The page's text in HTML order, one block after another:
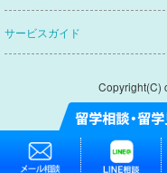
フィリピン・セブ島英語
持ち物リスト
フィリピン・セブ島で
フィリピン・セブ島
フィリピン・セブ島で
Wi-Fiの使用・購入方法
サービスガイド
Copyright(C)